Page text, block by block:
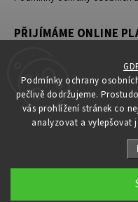
Podmínky ochrany
pečlivě dodržujeme.
vás prohlížení stránek co
analyzovat a vylepšovat
PŘIJÍMÁME ONLINE